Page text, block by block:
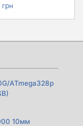
грн
цена:
15022 грн.
ATmega328p
10мм